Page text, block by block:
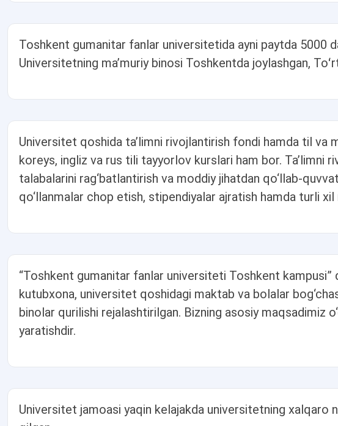
Toshkent gumanitar fanlar universitetida ayni paytda
Universitetning maʼmuriy binosi Toshkentda joylashgan,
Universitet qoshida ta’limni rivojlantirish fondi hamda til va
koreys, ingliz va rus tili tayyorlov kurslari ham bor. Ta’limni
talabalarini rag‘batlantirish va moddiy jihatdan qo‘llab-
qo‘llanmalar chop etish, stipendiyalar ajratish hamda turli
“Toshkent gumanitar fanlar universiteti Toshkent kampusi”
kutubxona, universitet qoshidagi maktab va bolalar
binolar qurilishi rejalashtirilgan. Bizning asosiy maqsadimiz
yaratishdir.
Universitet jamoasi yaqin kelajakda universitetning xalqaro